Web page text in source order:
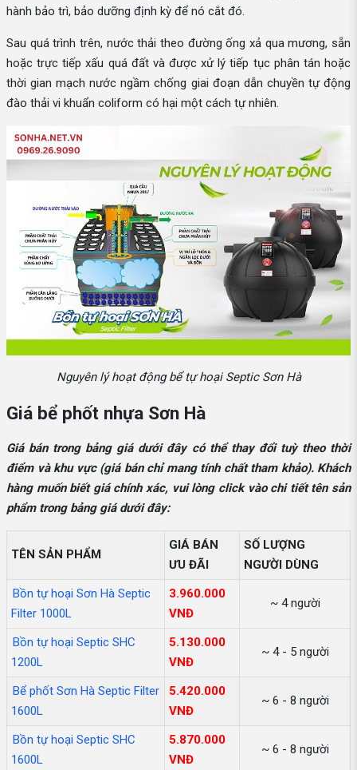
hành bảo trì, bảo dưỡng định kỳ để nó cắt đó.
Sau quá trình trên, nước thải theo đường ống xả qua mương, sẵn
hoặc trực tiếp xấu quá đất và được xử lý tiếp tục phân tán hoặc
thời gian mạch nước ngầm chống giai đoạn dẫn chuyền tự động
đào thải vi khuẩn coliform có hại một cách tự nhiên.
Nguyên lý hoạt động bể tự hoại Septic Sơn Hà
Giá bể phốt nhựa Sơn Hà
Giá bán trong bảng giá dưới đây có thể thay đổi tuỳ theo thời
điểm và khu vực (giá bán chỉ mang tính chất tham khảo). Khách
hàng muốn biết giá chính xác, vui lòng click vào chi tiết tên sản
phẩm trong bảng giá dưới đây:
TÊN SẢN PHẨM
GIÁ BÁN
ƯU ĐÃI
SỐ LƯỢNG
NGƯỜI DÙNG
Bồn tự hoại Sơn Hà Septic
Filter 1000L
3.960.000
VNĐ
~ 4 người
Bồn tự hoại Septic SHC
1200L
5.130.000
VNĐ
~ 4 - 5 người
Bể phốt Sơn Hà Septic Filter
1600L
5.420.000
VNĐ
~ 6 - 8 người
Bồn tự hoại Septic SHC
1600L
5.870.000
VNĐ
~ 6 - 8 người